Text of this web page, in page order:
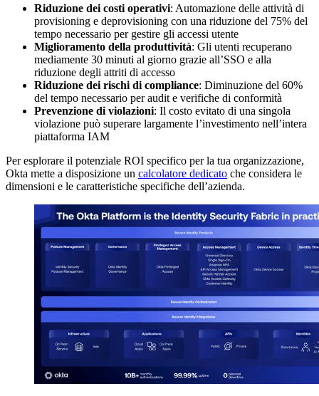
Riduzione dei costi operativi: Automazione delle attività di
provisioning e deprovisioning con una riduzione del 75% del
tempo necessario per gestire gli accessi utente
Miglioramento della produttività: Gli utenti recuperano
mediamente 30 minuti al giorno grazie all’SSO e alla
riduzione degli attriti di accesso
Riduzione dei rischi di compliance: Diminuzione del 60%
del tempo necessario per audit e verifiche di conformità
Prevenzione di violazioni: Il costo evitato di una singola
violazione può superare largamente l’investimento nell’intera
piattaforma IAM
Per esplorare il potenziale ROI specifico per la tua organizzazione,
Okta mette a disposizione un calcolatore dedicato che considera le
dimensioni e le caratteristiche specifiche dell’azienda.